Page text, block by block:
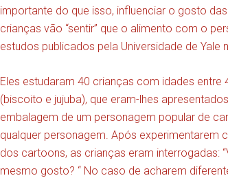
importante do que isso, influenciar o gosto
crianças vão “sentir” que o alimento com o
estudos publicados pela Universidade de Yale
Eles estudaram 40 crianças com idades
(biscoito e jujuba), que eram-lhes
embalagem de um personagem popular de
qualquer personagem. Após
dos cartoons, as crianças eram interrogadas:
mesmo gosto? “ No caso de acharem